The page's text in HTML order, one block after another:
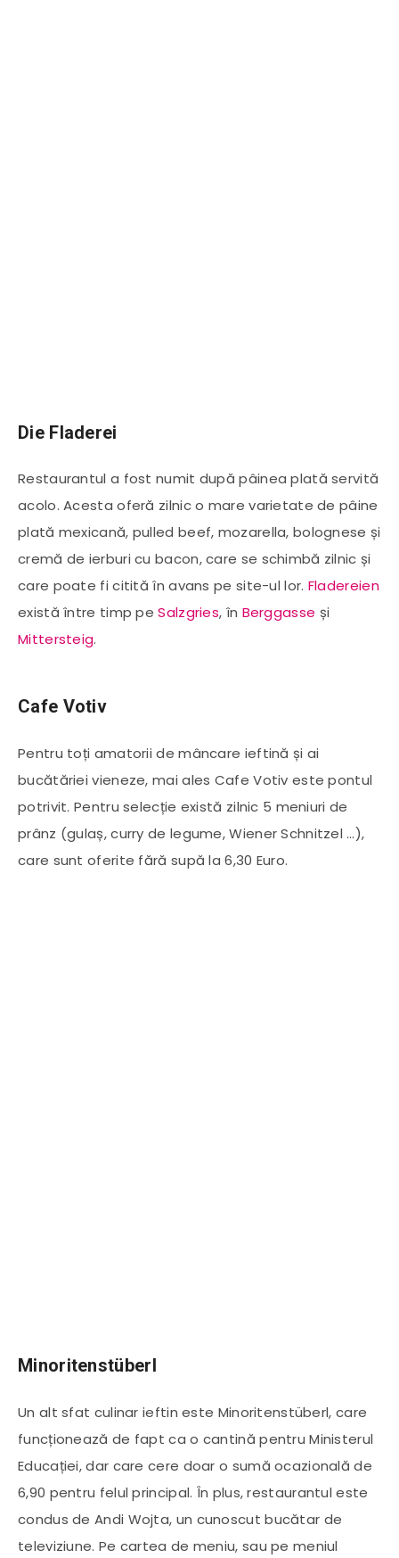
Die Fladerei
Restaurantul a fost numit după pâinea plată servită
acolo. Acesta oferă zilnic o mare varietate de pâine
plată mexicană, pulled beef, mozarella, bolognese și
cremă de ierburi cu bacon, care se schimbă zilnic și
care poate fi citită în avans pe site-ul lor. Fladereien
există între timp peSalzgries, în Berggasse și
Mittersteig.
Cafe Votiv
Pentru toți amatorii de mâncare ieftină și ai
bucătăriei vieneze, mai ales Cafe Votiv este pontul
potrivit. Pentru selecție există zilnic 5 meniuri de
prânz (gulaș, curry de legume, Wiener Schnitzel …),
care sunt oferite fără supă la 6,30 Euro.
Minoritenstüberl
Un alt sfat culinar ieftin este Minoritenstüberl, care
funcționează de fapt ca o cantină pentru Ministerul
Educației, dar care cere doar o sumă ocazională de
6,90 pentru felul principal. În plus, restaurantul este
condus de Andi Wojta, un cunoscut bucătar de
televiziune. Pe cartea de meniu, sau pe meniul